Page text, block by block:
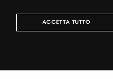
ACCETTA TUTTO